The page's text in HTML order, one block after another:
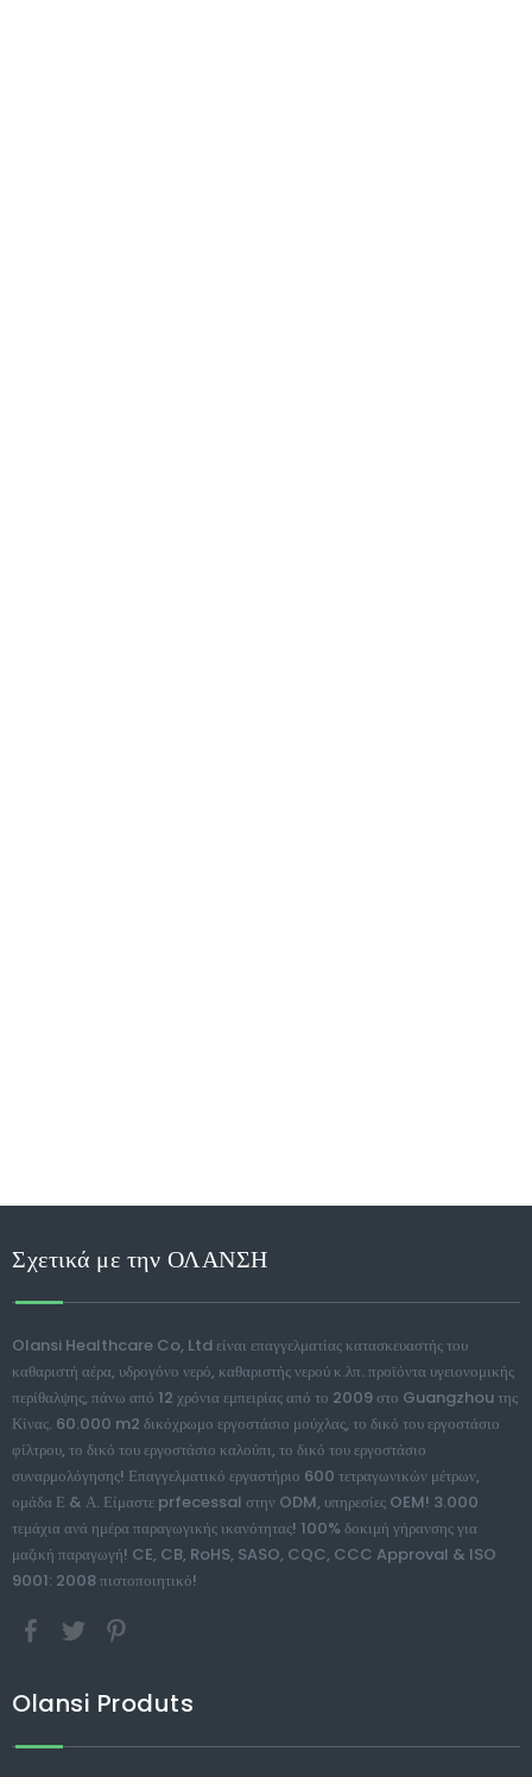
Σχετικά με την ΟΛΑΝΣΗ
Olansi Healthcare Co, Ltd είναι επαγγελματίας κατασκευαστής του
καθαριστή αέρα, υδρογόνο νερό, καθαριστής νερού κ.λπ. προϊόντα υγειονομικής
περίθαλψης, πάνω από 12 χρόνια εμπειρίας από το 2009 στο Guangzhou της
Κίνας. 60.000 m2 δικόχρωμο εργοστάσιο μούχλας, το δικό του εργοστάσιο
φίλτρου, το δικό του εργοστάσιο καλούπι, το δικό του εργοστάσιο
συναρμολόγησης! Επαγγελματικό εργαστήριο 600 τετραγωνικών μέτρων,
ομάδα Ε & Α. Είμαστε prfecessal στην ODM, υπηρεσίες OEM! 3.000
τεμάχια ανά ημέρα παραγωγικής ικανότητας! 100% δοκιμή γήρανσης για
μαζική παραγωγή! CE, CB, RoHS, SASO, CQC, CCC Approval & ISO
9001: 2008 πιστοποιητικό!
Olansi Produts